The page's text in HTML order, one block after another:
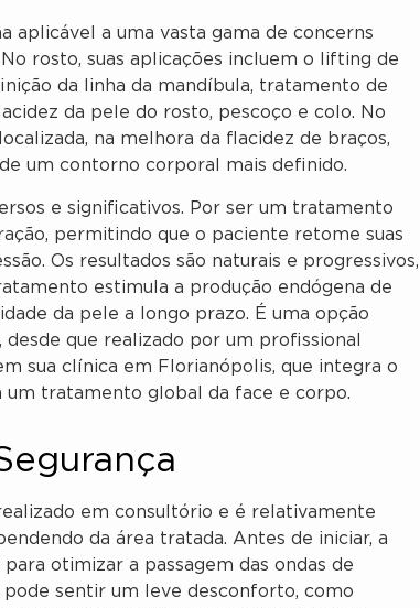
a uma vasta gama de concerns
rosto, suas aplicações incluem o lifting de
da linha da mandíbula, tratamento de
da pele do rosto, pescoço e colo. No
na melhora da flacidez de braços,
um contorno corporal mais definido.
e significativos. Por ser um tratamento
permitindo que o paciente retome suas
Os resultados são naturais e progressivos,
estimula a produção endógena de
da pele a longo prazo. É uma opção
que realizado por um profissional
sua clínica em Florianópolis, que integra o
tratamento global da face e corpo.
em consultório e é relativamente
da área tratada. Antes de iniciar, a
otimizar a passagem das ondas de
sentir um leve desconforto, como